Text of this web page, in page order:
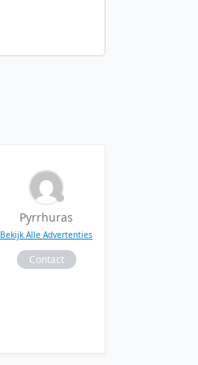
Pyrrhuras
Bekijk Alle Advertenties
Contact